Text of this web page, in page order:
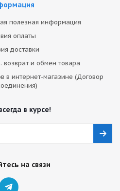
полезная информация
оплаты
доставки
возврат и обмен товара
в интернет-магазине (Договор
в курсе!
на связи